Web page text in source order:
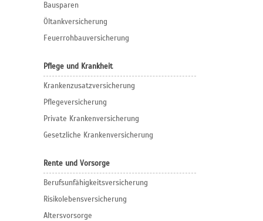
Bausparen
Öltankversicherung
Feuerrohbauversicherung
Pflege und Krankheit
Krankenzusatzversicherung
Pflegeversicherung
Private Krankenversicherung
Gesetzliche Krankenversicherung
Rente und Vorsorge
Berufs­unfähigkeitsversicherung
Risikolebensversicherung
Altersvorsorge